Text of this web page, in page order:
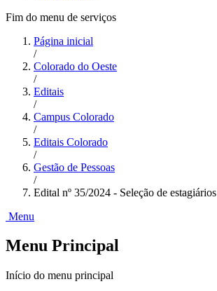
Fim do menu de serviços
Página inicial
/
Colorado do Oeste
/
Editais
/
Campus Colorado
/
Editais Colorado
/
Gestão de Pessoas
/
Edital nº 35/2024 - Seleção de estagiários
Menu
Menu Principal
Início do menu principal